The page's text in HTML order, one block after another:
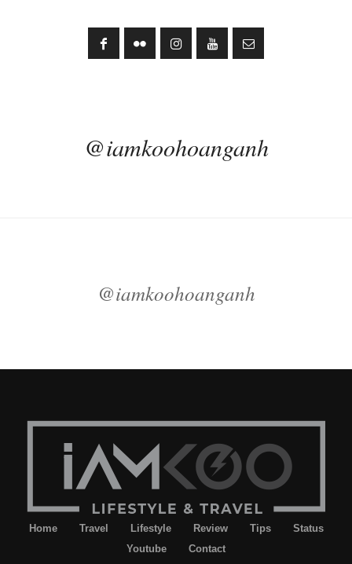
@iamkoohoanganh
@iamkoohoanganh
Home Travel Lifestyle Review Tips
Status
Youtube
Contact